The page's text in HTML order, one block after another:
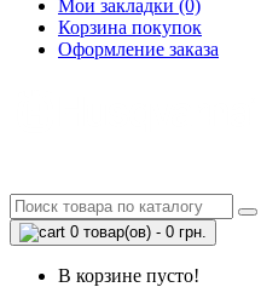
Мои закладки (0)
Корзина покупок
Оформление заказа
0 товар(ов) - 0 грн.
В корзине пусто!